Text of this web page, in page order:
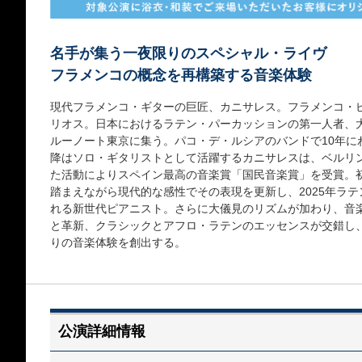
名手が集う一夜限りのスペシャル・ライヴ
フラメンコの概念を再構築する音楽体験
現代フラメンコ・ギターの巨匠、カニサレス。フラメンコ
リオス。日本におけるラテン・パーカッションの第一人者
ルーノート東京に集う。パコ・デ・ルシアのバンドで10年
降はソロ・ギタリストとして活躍するカニサレスは、ベル
た活動によりスペイン最高の音楽賞「国民音楽賞」を受賞
踏まえながら現代的な感性でその表現を更新し、2025年ラ
れる新世代ピアニスト。さらに大儀見のリズムが加わり、
と革新、クラシックとアフロ・ラテンのエッセンスが交錯
りの音楽体験を創出する。
公演詳細情報